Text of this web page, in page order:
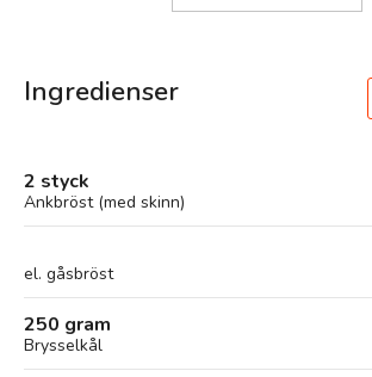
Ingredienser
2 styck
Ankbröst (med skinn)
el. gåsbröst
250 gram
Brysselkål